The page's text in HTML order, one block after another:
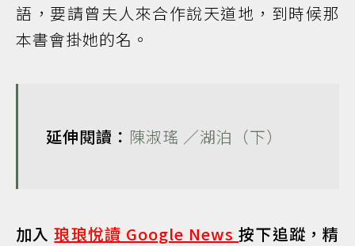
語，要請曾夫人來合作說天道地，到時候那
本書會掛她的名。
延伸閱讀： 陳淑瑤 ／湖泊（下）
加入琅琅悅讀 Google News按下追蹤，精